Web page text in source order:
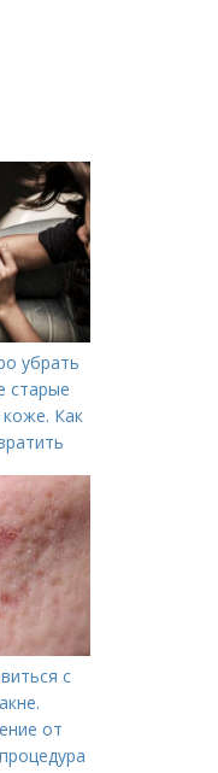
убрать
старые
Как
с
от